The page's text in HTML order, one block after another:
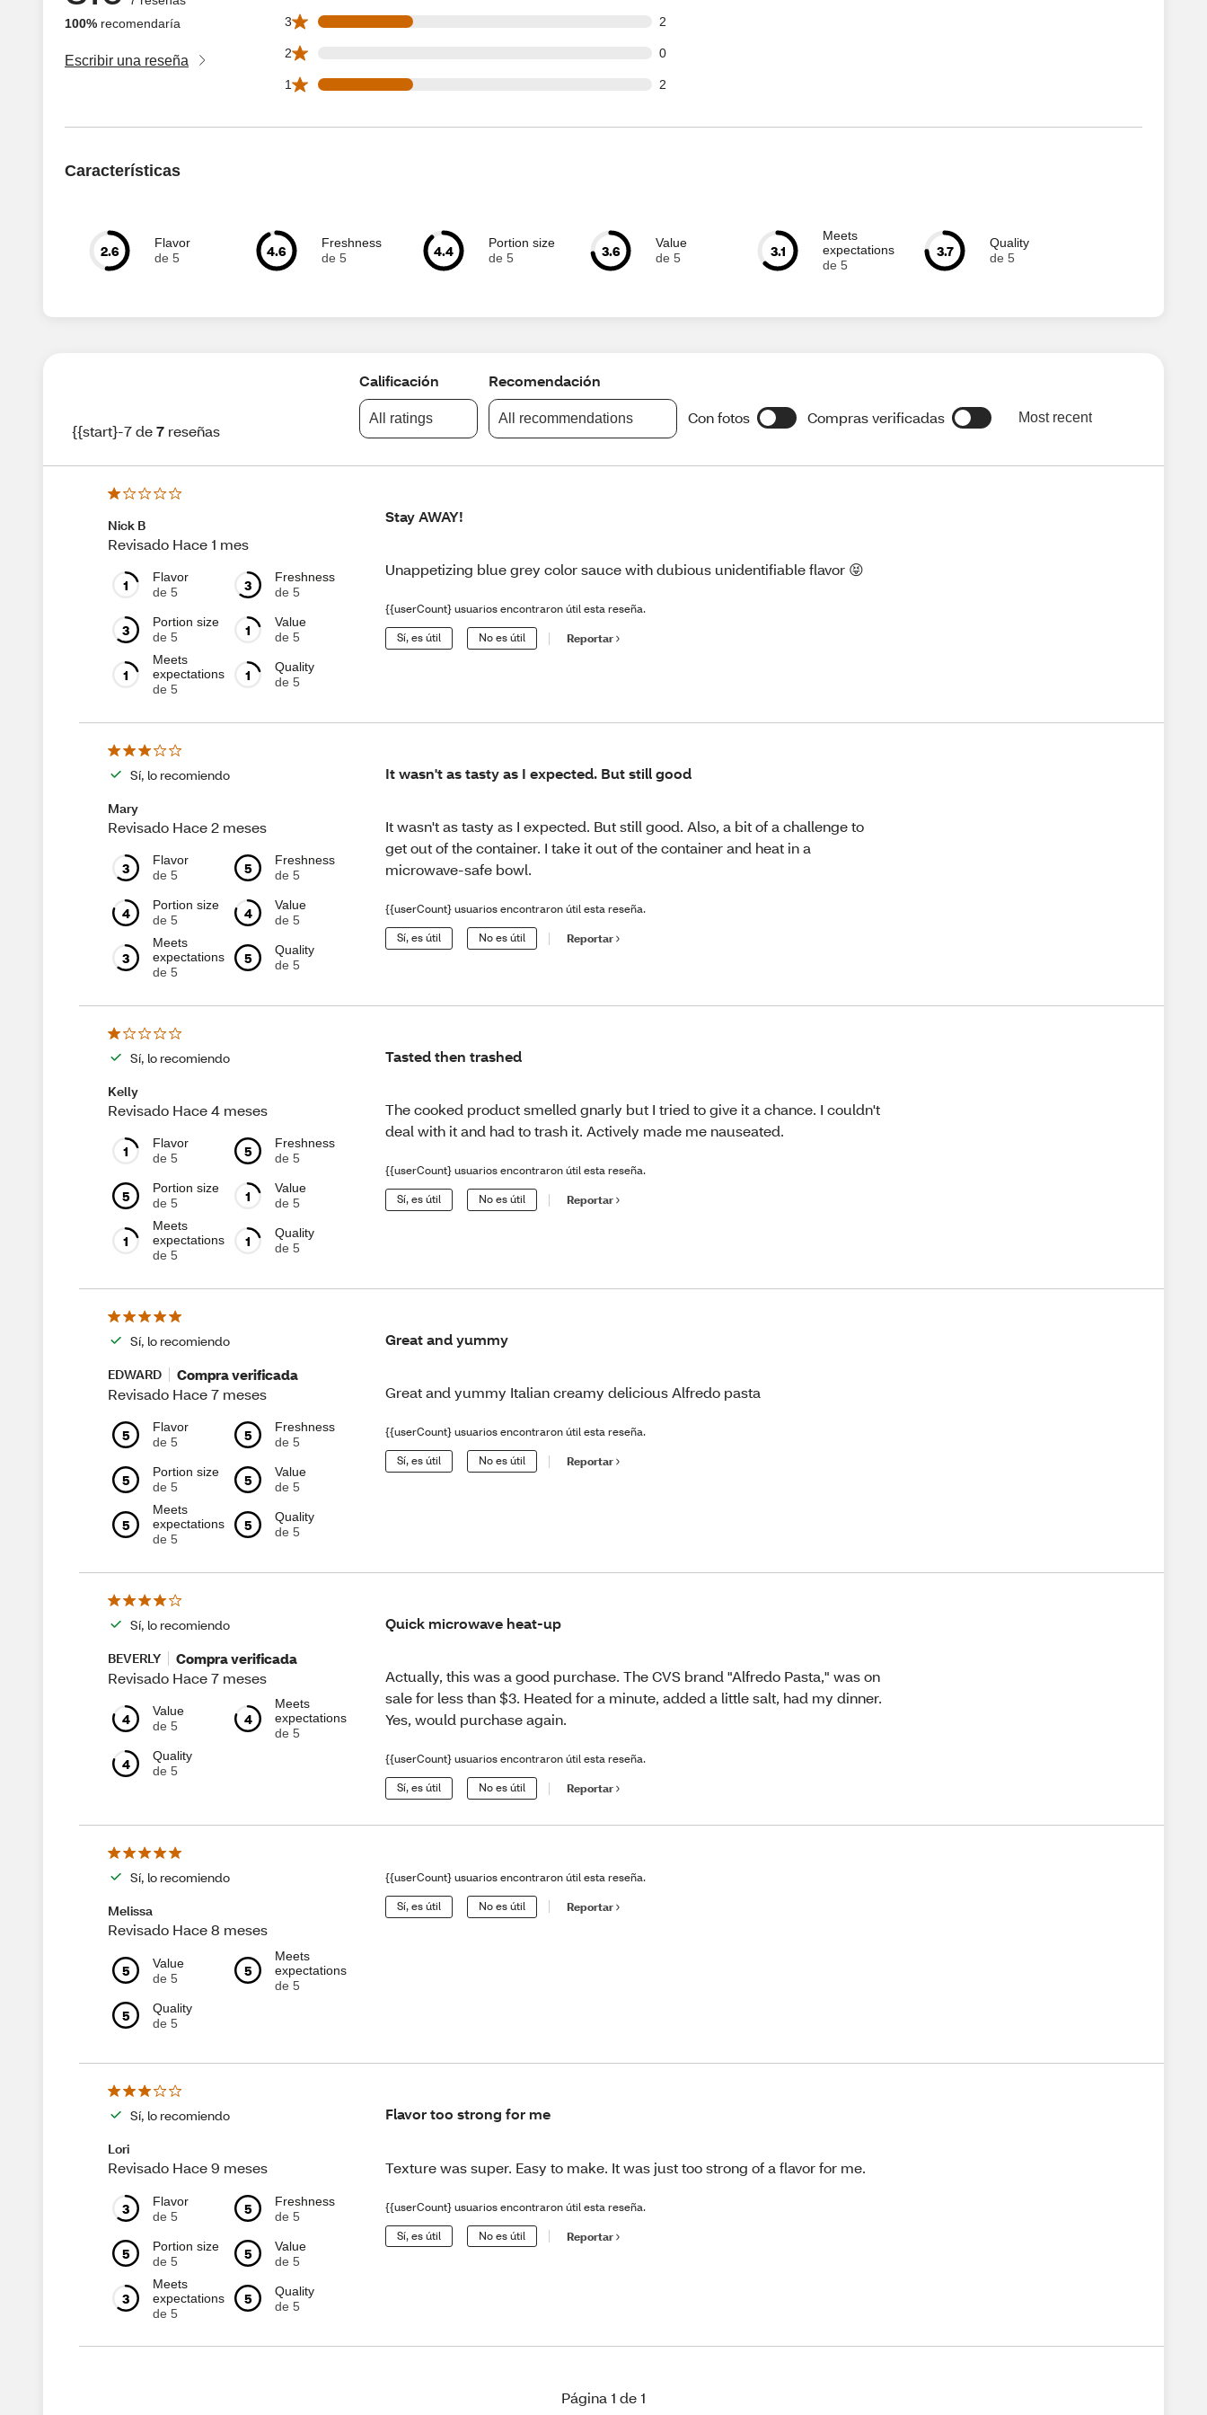
100% recomendaría
Escribir una reseña
3 2
2 3 star reviews out of 7 reviews
2 0
0 2 star reviews out of 7 reviews
1 2
2 1 star reviews out of 7 reviews
Características
2.6
Flavor
de 5
4.6
Freshness
de 5
4.4
Portion size
de 5
3.6
Value
de 5
3.1
Meets
expectations
de 5
3.7
Quality
de 5
{{start}-7 de7 reseñas
Calificación
All ratings
Recomendación
All recommendations Con fotos Compras verificadas Most recent
Nick B
Revisado Hace 1 mes
1
Flavor
de 5
3
Freshness
de 5
3
Portion size
de 5
1
Value
de 5
1
Meets
expectations
de 5
1
Quality
de 5
Stay AWAY!
Unappetizing blue grey color sauce with dubious unidentifiable flavor 😝
{{userCount} usuarios encontraron útil esta reseña.
Sí, es útil No es útil Reportar
Sí, lo recomiendo
Mary
Revisado Hace 2 meses
3
Flavor
de 5
5
Freshness
de 5
4
Portion size
de 5
4
Value
de 5
3
Meets
expectations
de 5
5
Quality
de 5
It wasn't as tasty as I expected. But still good
It wasn't as tasty as I expected. But still good. Also, a bit of a challenge to
get out of the container. I take it out of the container and heat in a
microwave-safe bowl.
{{userCount} usuarios encontraron útil esta reseña.
Sí, es útil No es útil Reportar
Sí, lo recomiendo
Kelly
Revisado Hace 4 meses
1
Flavor
de 5
5
Freshness
de 5
5
Portion size
de 5
1
Value
de 5
1
Meets
expectations
de 5
1
Quality
de 5
Tasted then trashed
The cooked product smelled gnarly but I tried to give it a chance. I couldn't
deal with it and had to trash it. Actively made me nauseated.
{{userCount} usuarios encontraron útil esta reseña.
Sí, es útil No es útil Reportar
Sí, lo recomiendo
EDWARD
Compra verificada
Revisado Hace 7 meses
5
Flavor
de 5
5
Freshness
de 5
5
Portion size
de 5
5
Value
de 5
5
Meets
expectations
de 5
5
Quality
de 5
Great and yummy
Great and yummy Italian creamy delicious Alfredo pasta
{{userCount} usuarios encontraron útil esta reseña.
Sí, es útil No es útil Reportar
Sí, lo recomiendo
BEVERLY
Compra verificada
Revisado Hace 7 meses
4
Value
de 5
4
Meets
expectations
de 5
4
Quality
de 5
Quick microwave heat-up
Actually, this was a good purchase. The CVS brand "Alfredo Pasta," was on
sale for less than $3. Heated for a minute, added a little salt, had my dinner.
Yes, would purchase again.
{{userCount} usuarios encontraron útil esta reseña.
Sí, es útil No es útil Reportar
Sí, lo recomiendo
Melissa
Revisado Hace 8 meses
5
Value
de 5
5
Meets
expectations
de 5
5
Quality
de 5
{{userCount} usuarios encontraron útil esta reseña.
Sí, es útil No es útil Reportar
Sí, lo recomiendo
Lori
Revisado Hace 9 meses
3
Flavor
de 5
5
Freshness
de 5
5
Portion size
de 5
5
Value
de 5
3
Meets
expectations
de 5
5
Quality
de 5
Flavor too strong for me
Texture was super. Easy to make. It was just too strong of a flavor for me.
{{userCount} usuarios encontraron útil esta reseña.
Sí, es útil No es útil Reportar
Página 1 de 1